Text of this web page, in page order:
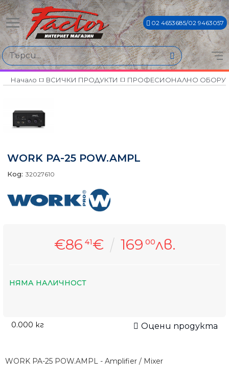
02 4653685/02 9463057
Начало ВСИЧКИ ПРОДУКТИ ПРОФЕСИОНАЛНО
WORK PA-25 POW.AMPL
Код: 32027610
€86 41€ 169 00лв.
НЯМА НАЛИЧНОСТ
0.000 кг Оцени продукта
WORK PA-25 POW.AMPL - Amplifier / Mixer